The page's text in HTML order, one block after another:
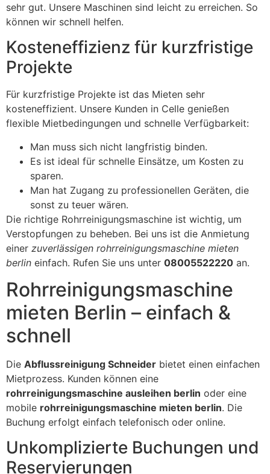
sehr gut. Unsere Maschinen sind leicht zu erreichen. So
können wir schnell helfen.
Kosteneffizienz für kurzfristige
Projekte
Für kurzfristige Projekte ist das Mieten sehr
kosteneffizient. Unsere Kunden in Celle genießen
flexible Mietbedingungen und schnelle Verfügbarkeit:
Man muss sich nicht langfristig binden.
Es ist ideal für schnelle Einsätze, um Kosten zu
sparen.
Man hat Zugang zu professionellen Geräten, die
sonst zu teuer wären.
Die richtige Rohrreinigungsmaschine ist wichtig, um
Verstopfungen zu beheben. Bei uns ist die Anmietung
einer zuverlässigen rohrreinigungsmaschine mieten
berlin einfach. Rufen Sie uns unter 08005522220 an.
Rohrreinigungsmaschine
mieten Berlin – einfach &
schnell
Die Abflussreinigung Schneider bietet einen einfachen
Mietprozess. Kunden können eine
rohrreinigungsmaschine ausleihen berlin oder eine
mobile rohrreinigungsmaschine mieten berlin. Die
Buchung erfolgt einfach telefonisch oder online.
Unkomplizierte Buchungen und
Reservierungen